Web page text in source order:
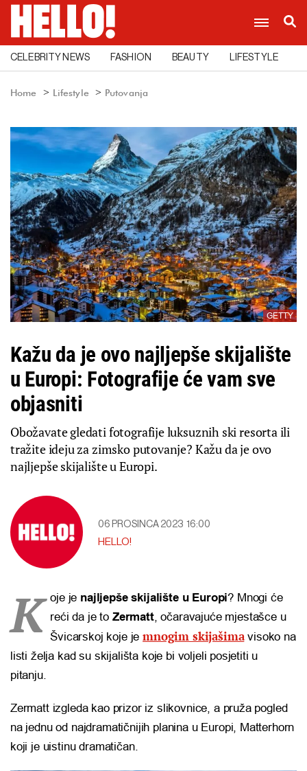
CELEBRITY NEWS FASHION BEAUTY LIFESTYLE
Home Lifestyle Putovanja
GETTY
Kažu da je ovo najljepše skijalište
u Europi: Fotografije će vam sve
objasniti
Obožavate gledati fotografije luksuznih ski resorta ili
tražite ideju za zimsko putovanje? Kažu da je ovo
najljepše skijalište u Europi.
06 PROSINCA 2023 16:00
HELLO!
K oje je najljepše skijalište u Europi? Mnogi će
reći da je to Zermatt, očaravajuće mjestašce u
Švicarskoj koje jemnogim skijašimavisoko na
listi želja kad su skijališta koje bi voljeli posjetiti u
pitanju.
Zermatt izgleda kao prizor iz slikovnice, a pruža pogled
na jednu od najdramatičnijih planina u Europi, Matterhorn
koji je uistinu dramatičan.